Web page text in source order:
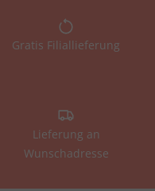
Gratis Filiallieferung
Lieferung an
Wunschadresse